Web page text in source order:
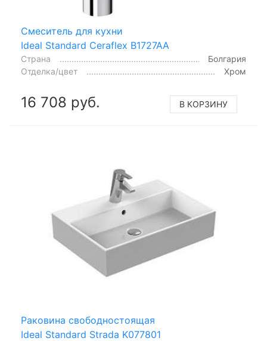
Смеситель для кухни
Ideal Standard Ceraflex B1727AA
Страна
Болгария
Отделка/цвет
Хром
16 708 руб. В КОРЗИНУ
Раковина свободностоящая
Ideal Standard Strada K077801